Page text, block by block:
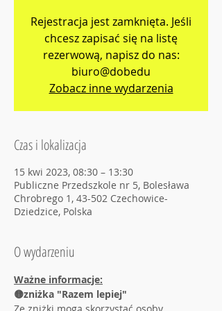
Rejestracja jest zamknięta. Jeśli
chcesz zapisać się na listę
rezerwową, napisz do nas:
biuro@dobedu
Zobacz inne wydarzenia
Czas i lokalizacja
15 kwi 2023, 08:30 – 13:30
Publiczne Przedszkole nr 5, Bolesława
Chrobrego 1, 43-502 Czechowice-
Dziedzice, Polska
O wydarzeniu
Ważne informacje:
🟡zniżka "Razem lepiej"